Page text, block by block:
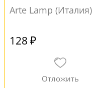
Arte Lamp (Италия)
128 ₽